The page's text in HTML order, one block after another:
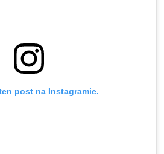
post na Instagramie.